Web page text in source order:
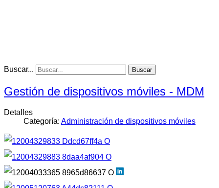
Buscar... Buscar
Gestión de dispositivos móviles - MDM
Detalles
Categoría: Administración de dispositivos móviles